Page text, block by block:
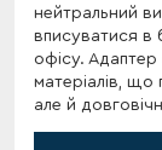
нейтральний
вписуватися
офісу.
матеріалів, що
але й